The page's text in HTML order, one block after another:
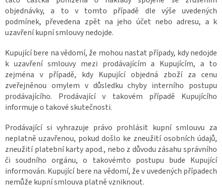
objednávky, a to v tomto případě dle výše uvedených
podmínek, převedena zpět na jeho účet nebo adresu, a k
uzavření kupní smlouvy nedojde.
Kupující bere na vědomí, že mohou nastat případy, kdy nedojde
k uzavření smlouvy mezi prodávajícím a Kupujícím, a to
zejména v případě, kdy Kupující objedná zboží za cenu
zveřejněnou omylem v důsledku chyby interního postupu
prodávajícího. Prodávající v takovém případě Kupujícího
informuje o takové skutečnosti.
Prodávající si vyhrazuje právo prohlásit kupní smlouvu za
neplatně uzavřenou, pokud došlo ke zneužití osobních údajů,
zneužití platební karty apod., nebo z důvodu zásahu správního
či soudního orgánu, o takovémto postupu bude Kupující
informován. Kupující bere na vědomí, že v uvedených případech
nemůže kupní smlouva platně vzniknout.